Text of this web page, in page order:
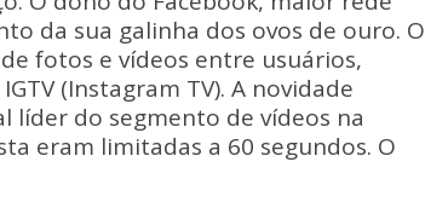
da sua galinha dos ovos de ouro. O
fotos e vídeos entre usuários,
(Instagram TV). A novidade
do segmento de vídeos na
eram limitadas a 60 segundos. O